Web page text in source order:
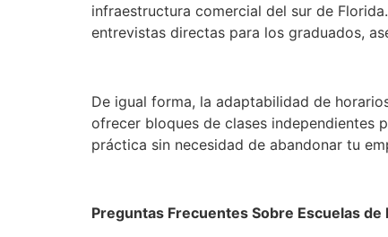
infraestructura comercial del sur de
entrevistas directas para los graduados,
De igual forma, la adaptabilidad de
ofrecer bloques de clases independientes
práctica sin necesidad de abandonar tu
Preguntas Frecuentes Sobre Escuelas de